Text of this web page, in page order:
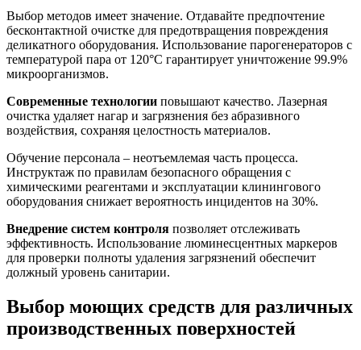
Выбор методов имеет значение. Отдавайте предпочтение
бесконтактной очистке для предотвращения повреждения
деликатного оборудования. Использование парогенераторов с
температурой пара от 120°C гарантирует уничтожение 99.9%
микроорганизмов.
Современные технологии повышают качество. Лазерная
очистка удаляет нагар и загрязнения без абразивного
воздействия, сохраняя целостность материалов.
Обучение персонала – неотъемлемая часть процесса.
Инструктаж по правилам безопасного обращения с
химическими реагентами и эксплуатации клинингового
оборудования снижает вероятность инцидентов на 30%.
Внедрение систем контроля позволяет отслеживать
эффективность. Использование люминесцентных маркеров
для проверки полноты удаления загрязнений обеспечит
должный уровень санитарии.
Выбор моющих средств для различных
производственных поверхностей